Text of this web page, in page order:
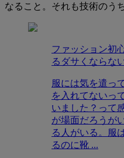
なること。それも技術のうち
ファッション初
るダサくならな
服には気を遣っ
を入れてないっ
いました？って
が場面だろうが
る人がいる。服
るのに靴 ...